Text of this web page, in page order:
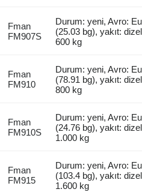
Fman
FM907S
Durum: yeni, Avro:
(25.03 bg), yakıt:
600 kg
Fman
FM910
Durum: yeni, Avro:
(78.91 bg), yakıt:
800 kg
Fman
FM910S
Durum: yeni, Avro:
(24.76 bg), yakıt:
1.000 kg
Fman
FM915
Durum: yeni, Avro:
(103.4 bg), yakıt:
1.600 kg